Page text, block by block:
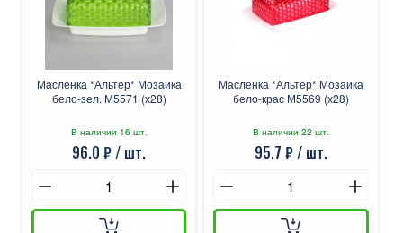
Масленка *Альтер* Мозаика
бело-зел. М5571 (х28)
В наличии 16 шт.
96.0 ₽ / шт.
Масленка *Альтер* Мозаика
бело-крас М5569 (х28)
В наличии 22 шт.
95.7 ₽ / шт.